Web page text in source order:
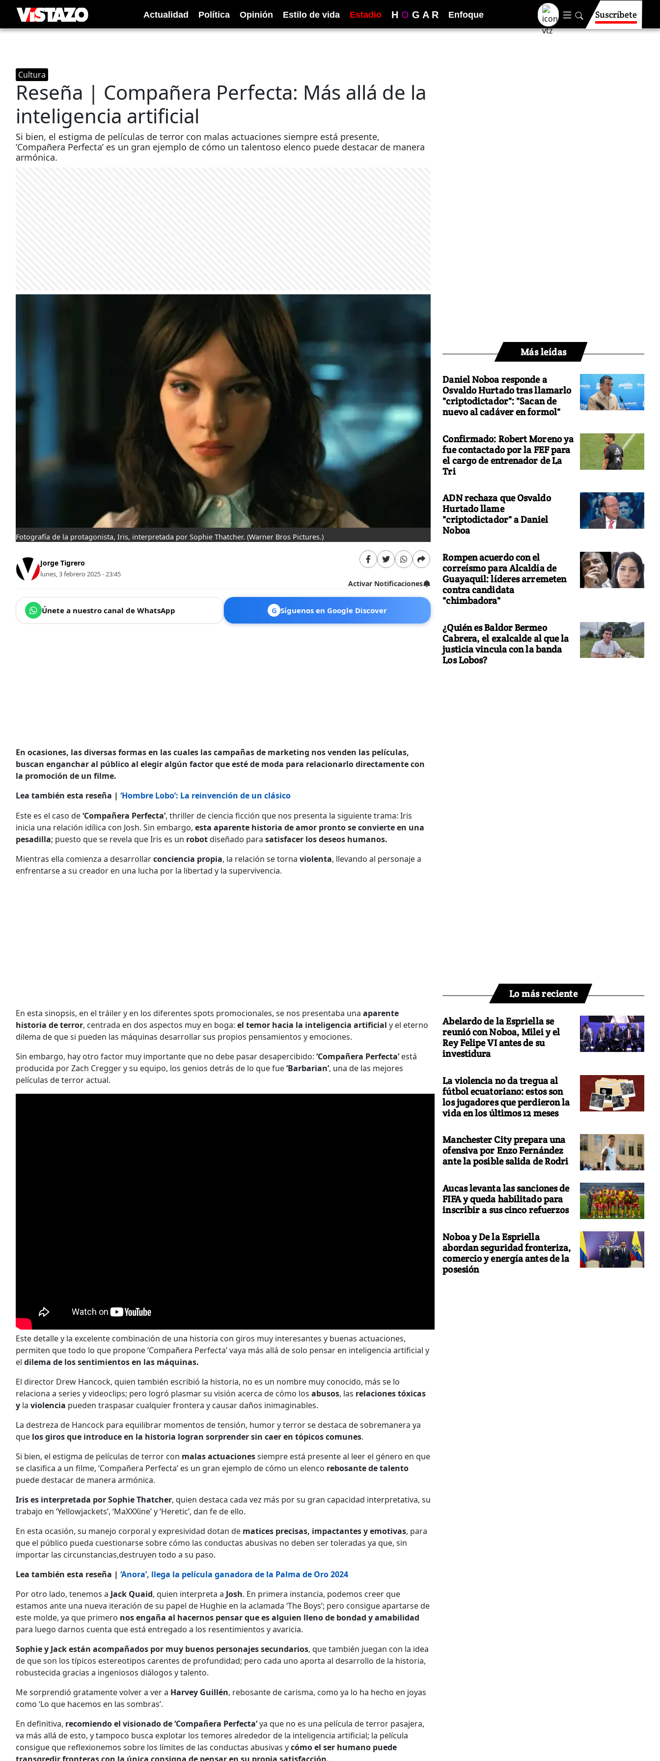
Actualidad Política Opinión Estilo de vida Estadio H O G A R Enfoque Suscríbete
Cultura
Reseña | Compañera Perfecta: Más allá de la
inteligencia artificial
Si bien, el estigma de películas de terror con malas actuaciones siempre está presente,
‘Compañera Perfecta’ es un gran ejemplo de cómo un talentoso elenco puede destacar de manera
armónica.
Fotografía de la protagonista, Iris, interpretada por Sophie Thatcher. (Warner Bros Pictures.)
Jorge Tigrero
lunes, 3 febrero 2025 - 23:45
Activar Notificaciones
Únete a nuestro canal de WhatsApp G Síguenos en Google Discover
En ocasiones, las diversas formas en las cuales las campañas de marketing nos venden las películas,
buscan enganchar al público al elegir algún factor que esté de moda para relacionarlo directamente con
la promoción de un filme.
Lea también esta reseña | ‘Hombre Lobo’: La reinvención de un clásico
Este es el caso de‘Compañera Perfecta’, thriller de ciencia ficción que nos presenta la siguiente trama: Iris
inicia una relación idílica con Josh. Sin embargo, esta aparente historia de amor pronto se convierte en una
pesadilla; puesto que se revela que Iris es un robotdiseñado para satisfacer los deseos humanos.
Mientras ella comienza a desarrollarconciencia propia, la relación se torna violenta, llevando al personaje a
enfrentarse a su creador en una lucha por la libertad y la supervivencia.
En esta sinopsis, en el tráiler y en los diferentes spots promocionales, se nos presentaba una aparente
historia de terror, centrada en dos aspectos muy en boga: el temor hacia la inteligencia artificial y el eterno
dilema de que si pueden las máquinas desarrollar sus propios pensamientos y emociones.
Sin embargo, hay otro factor muy importante que no debe pasar desapercibido: ‘Compañera Perfecta’está
producida por Zach Cregger y su equipo, los genios detrás de lo que fue‘Barbarian’, una de las mejores
películas de terror actual.
Este detalle y la excelente combinación de una historia con giros muy interesantes y buenas actuaciones,
permiten que todo lo que propone ‘Compañera Perfecta’ vaya más allá de solo pensar en inteligencia artificial y
el dilema de los sentimientos en las máquinas.
El director Drew Hancock, quien también escribió la historia, no es un nombre muy conocido, más se lo
relaciona a series y videoclips; pero logró plasmar su visión acerca de cómo los abusos, las relaciones tóxicas
y la violencia pueden traspasar cualquier frontera y causar daños inimaginables.
La destreza de Hancock para equilibrar momentos de tensión, humor y terror se destaca de sobremanera ya
que los giros que introduce en la historia logran sorprender sin caer en tópicos comunes.
Si bien, el estigma de películas de terror con malas actuacionessiempre está presente al leer el género en que
se clasifica a un filme, ‘Compañera Perfecta’ es un gran ejemplo de cómo un elenco rebosante de talento
puede destacar de manera armónica.
Iris es interpretada por Sophie Thatcher, quien destaca cada vez más por su gran capacidad interpretativa, su
trabajo en ‘Yellowjackets’, ‘MaXXXine’ y ‘Heretic’, dan fe de ello.
En esta ocasión, su manejo corporal y expresividad dotan de matices precisas, impactantes y emotivas, para
que el público pueda cuestionarse sobre cómo las conductas abusivas no deben ser toleradas ya que, sin
importar las circunstancias,destruyen todo a su paso.
Lea también esta reseña | ‘Anora’, llega la película ganadora de la Palma de Oro 2024
Por otro lado, tenemos a Jack Quaid, quien interpreta a Josh. En primera instancia, podemos creer que
estamos ante una nueva iteración de su papel de Hughie en la aclamada ‘The Boys’; pero consigue apartarse de
este molde, ya que primero nos engaña al hacernos pensar que es alguien lleno de bondad y amabilidad
para luego darnos cuenta que está entregado a los resentimientos y avaricia.
Sophie y Jack están acompañados por muy buenos personajes secundarios, que también juegan con la idea
de que son los típicos estereotipos carentes de profundidad; pero cada uno aporta al desarrollo de la historia,
robustecida gracias a ingeniosos diálogos y talento.
Me sorprendió gratamente volver a ver a Harvey Guillén, rebosante de carisma, como ya lo ha hecho en joyas
como ‘Lo que hacemos en las sombras’.
En definitiva, recomiendo el visionado de‘Compañera Perfecta’ya que no es una película de terror pasajera,
va más allá de esto, y tampoco busca explotar los temores alrededor de la inteligencia artificial; la película
consigue que reflexionemos sobre los límites de las conductas abusivas ycómo el ser humano puede
Más leídas
Daniel Noboa responde a
Osvaldo Hurtado tras llamarlo
"criptodictador": "Sacan de
nuevo al cadáver en formol"
Confirmado: Robert Moreno ya
fue contactado por la FEF para
el cargo de entrenador de La
Tri
ADN rechaza que Osvaldo
Hurtado llame
"criptodictador" a Daniel
Noboa
Rompen acuerdo con el
correísmo para Alcaldía de
Guayaquil: líderes arremeten
contra candidata
"chimbadora"
¿Quién es Baldor Bermeo
Cabrera, el exalcalde al que la
justicia vincula con la banda
Los Lobos?
Lo más reciente
Abelardo de la Espriella se
reunió con Noboa, Milei y el
Rey Felipe VI antes de su
investidura
La violencia no da tregua al
fútbol ecuatoriano: estos son
los jugadores que perdieron la
vida en los últimos 12 meses
Manchester City prepara una
ofensiva por Enzo Fernández
ante la posible salida de Rodri
Aucas levanta las sanciones de
FIFA y queda habilitado para
inscribir a sus cinco refuerzos
Noboa y De la Espriella
abordan seguridad fronteriza,
comercio y energía antes de la
posesión